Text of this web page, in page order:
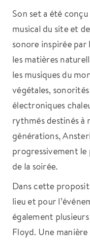
Son set a été
musical du site et
sonore inspirée par
les matières
les musiques du
végétales,
électroniques
rythmés destinés à
générations,
progressivement le
de la soirée.
Dans cette
lieu et pour
également
Floyd. Une